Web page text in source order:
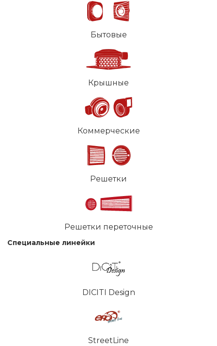
Бытовые
Крышные
Коммерческие
Решетки
Решетки переточные
Специальные линейки
DICITI Design
StreetLine